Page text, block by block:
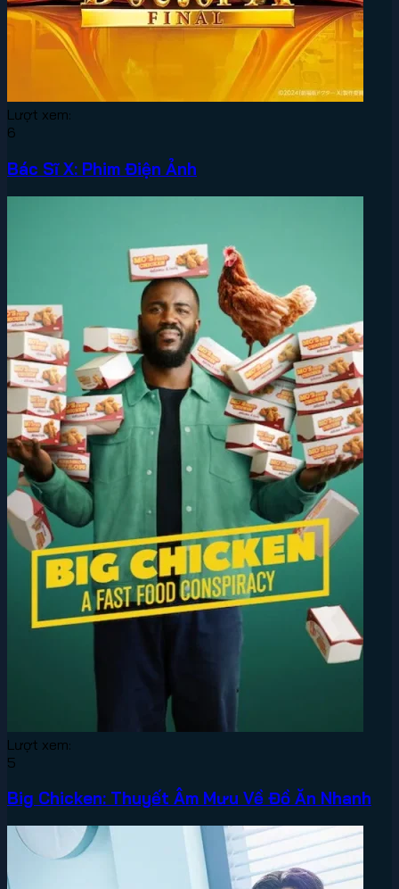
Lượt xem:
6
Bác Sĩ X: Phim Điện Ảnh
Lượt xem:
5
Big Chicken: Thuyết Âm Mưu Về Đồ Ăn Nhanh